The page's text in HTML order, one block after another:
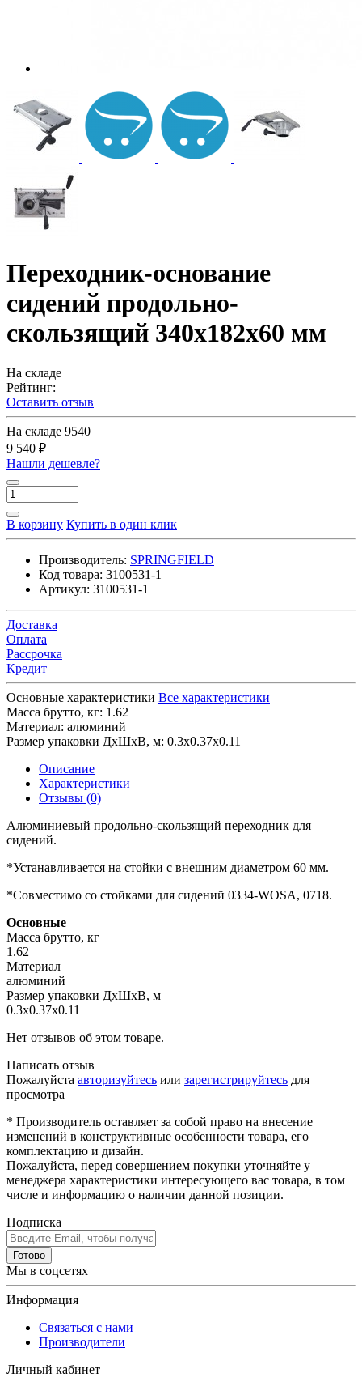
Переходник-основание
сидений продольно-
скользящий 340х182х60 мм
На складе
Рейтинг:
Оставить отзыв
На складе 9540
9 540 ₽
Нашли дешевле?
В корзину Купить в один клик
Производитель: SPRINGFIELD
Код товара: 3100531-1
Артикул: 3100531-1
Доставка
Оплата
Рассрочка
Кредит
Основные характеристики Все характеристики
Масса брутто, кг: 1.62
Материал: алюминий
Размер упаковки ДхШхВ, м: 0.3x0.37x0.11
Описание
Характеристики
Отзывы (0)
Алюминиевый продольно-скользящий переходник для
сидений.
*Устанавливается на стойки с внешним диаметром 60 мм.
*Совместимо со стойками для сидений 0334-WOSA, 0718.
Основные
Масса брутто, кг
1.62
Материал
алюминий
Размер упаковки ДхШхВ, м
0.3x0.37x0.11
Нет отзывов об этом товаре.
Написать отзыв
Пожалуйста авторизуйтесь или зарегистрируйтесь для
просмотра
* Производитель оставляет за собой право на внесение
изменений в конструктивные особенности товара, его
комплектацию и дизайн.
Пожалуйста, перед совершением покупки уточняйте у
менеджера характеристики интересующего вас товара, в том
числе и информацию о наличии данной позиции.
Подписка
Готово
Мы в соцсетях
Информация
Связаться с нами
Производители
Личный кабинет